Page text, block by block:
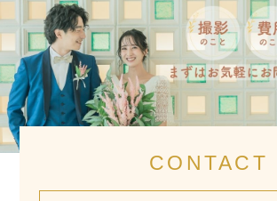
CONTACT